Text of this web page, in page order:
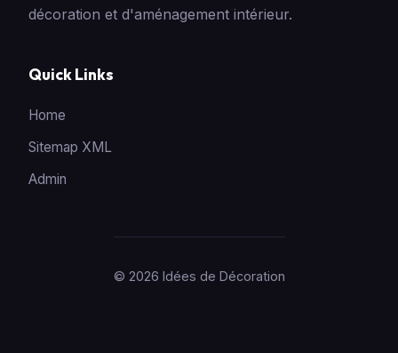
décoration et d'aménagement intérieur.
Quick Links
Home
Sitemap XML
Admin
© 2026 Idées de Décoration